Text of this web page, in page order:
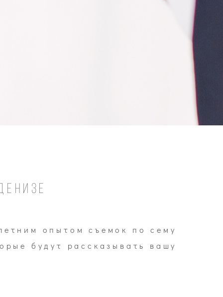
опытом съемок по сему
будут рассказывать вашу